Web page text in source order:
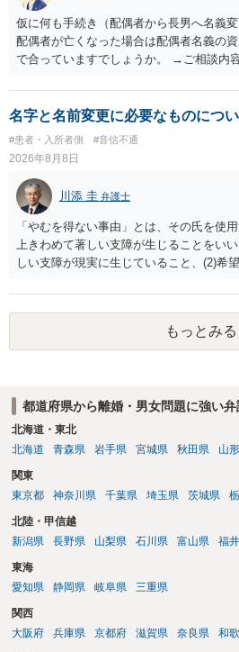
仮に何も手続き（配偶者から長男へ名義
配偶者が亡くなった場合は配偶者名義の
で合っていますでしょうか。 →ご相談内
完全に所有する場合は、他の相続人に対
償金の支払いが必要になります。
名字と名前変更に必要なものにつ
#患者・入所者側 #音信不通
2026年8月8日
川添 圭 弁護士
「やむを得ない事由」とは、その氏を使
上きわめて著しい支障が生じることをい
しい支障が現実に生じていること、(2)希
できるかどうかがポイントです。 記録中
象ですので、上記(1)と(2)を説明できる資
に）提出することが必要になります。「
なので、例えば、医学上確立されている
護士へ依頼しても苦労することが強く予
本人申立てをお考えであれば、医学知識
れますので、性急な申立てをせず、知識
もっとみる
都道府県から離婚・男女問題に強い
北海道・東北
北海道
青森県 岩手県 宮城県 秋田県 山
関東
東京都
神奈川県 千葉県 埼玉県 茨城県
北陸・甲信越
新潟県
長野県 山梨県 石川県 富山県 福
東海
愛知県
静岡県 岐阜県 三重県
関西
大阪府
兵庫県 京都府 滋賀県 奈良県 和